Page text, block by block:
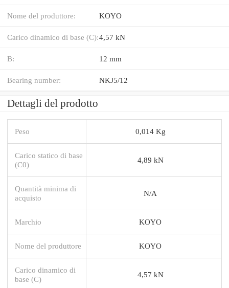
Nome del produttore: KOYO
Carico dinamico di base (C):4,57 kN
B: 12 mm
Bearing number: NKJ5/12
Dettagli del prodotto
Peso 0,014 Kg
Carico statico di base
(C0)
4,89 kN
Quantità minima di
acquisto
N/A
Marchio KOYO
Nome del produttore KOYO
Carico dinamico di
base (C)
4,57 kN